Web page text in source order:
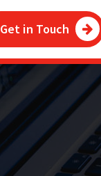
Get in Touch